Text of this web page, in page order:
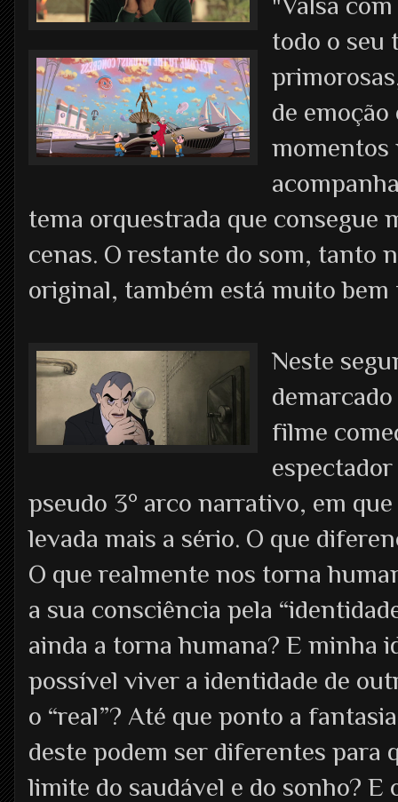
todo o seu
de
momentos
tema orquestrada que consegue
cenas. O restante do som, tanto
original, também está muito bem
Neste
filme
pseudo 3° arco narrativo, em
levada mais a sério. O que
O que realmente nos torna
a sua consciência pela
ainda a torna humana? E minha
possível viver a identidade de
o “real”? Até que ponto a
deste podem ser diferentes para
limite do saudável e do sonho?